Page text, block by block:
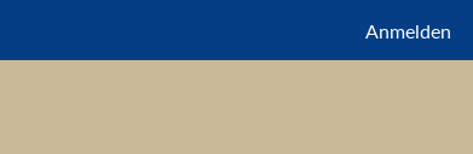
Anmelden